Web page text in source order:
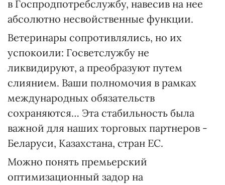
в Госпродпотребслужбу, навесив на нее
абсолютно несвойственные функции.
Ветеринары сопротивлялись, но их
успокоили: Госветслужбу не
ликвидируют, а преобразуют путем
слиянием. Ваши полномочия в рамках
международных обязательств
сохраняются… Эта стабильность была
важной для наших торговых партнеров -
Беларуси, Казахстана, стран ЕС.
Можно понять премьерский
оптимизационный задор на